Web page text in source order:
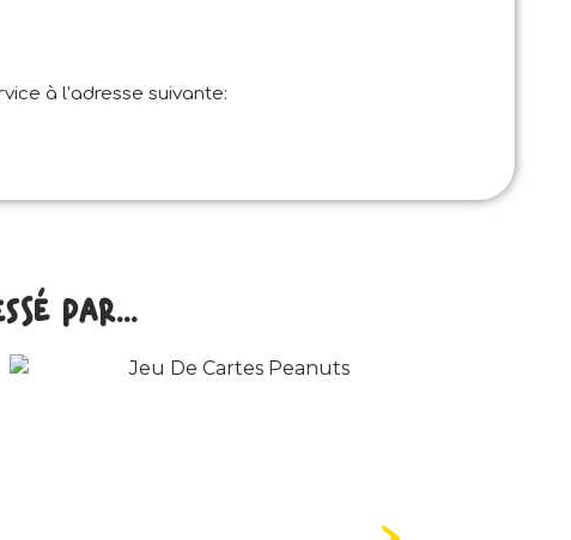
à l’adresse suivante:
par...